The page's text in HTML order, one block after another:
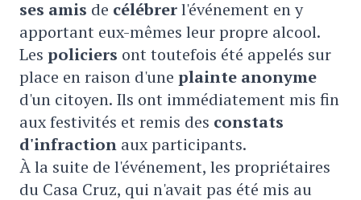
ses amis de célébrerl'événement en y
apportant eux-mêmes leur propre alcool.
Les policiers ont toutefois été appelés sur
place en raison d'une plainte anonyme
d'un citoyen. Ils ont immédiatement mis fin
aux festivités et remis des constats
d'infraction aux participants.
À la suite de l'événement, les propriétaires
du Casa Cruz, qui n'avait pas été mis au